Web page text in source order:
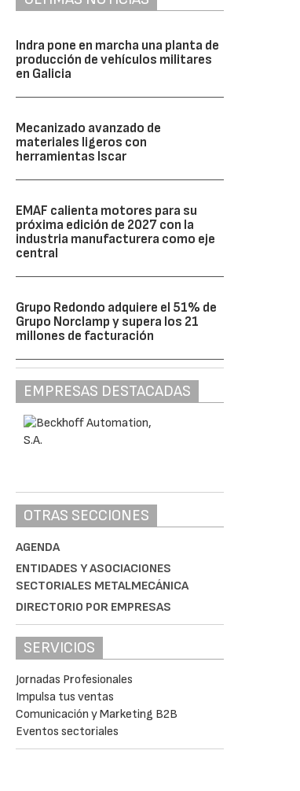
Indra pone en marcha una planta de
producción de vehículos militares
en Galicia
Mecanizado avanzado de
materiales ligeros con
herramientas Iscar
EMAF calienta motores para su
próxima edición de 2027 con la
industria manufacturera como eje
central
Grupo Redondo adquiere el 51% de
Grupo Norclamp y supera los 21
millones de facturación
EMPRESAS DESTACADAS
OTRAS SECCIONES
AGENDA
ENTIDADES Y ASOCIACIONES
SECTORIALES METALMECÁNICA
DIRECTORIO POR EMPRESAS
SERVICIOS
Jornadas Profesionales
Impulsa tus ventas
Comunicación y Marketing B2B
Eventos sectoriales